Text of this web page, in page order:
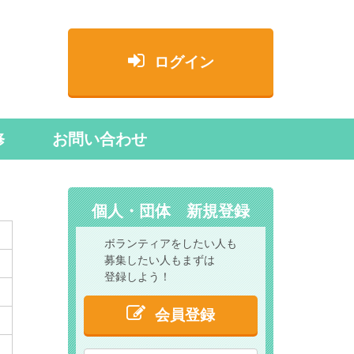
ログイン
お問い合わせ
個人・団体 新規登録
ボランティアをしたい人も
募集したい人もまずは
登録しよう！
会員登録